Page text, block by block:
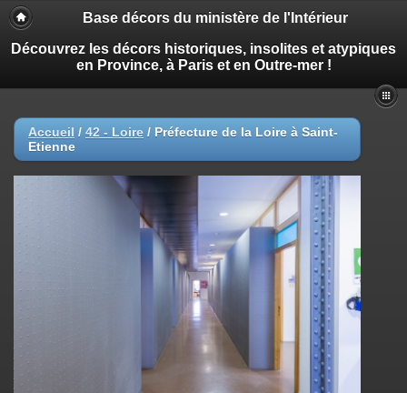
Base décors du ministère de l'Intérieur
Découvrez les décors historiques, insolites et atypiques
en Province, à Paris et en Outre-mer !
Accueil / 42 - Loire / Préfecture de la Loire à Saint-
Etienne